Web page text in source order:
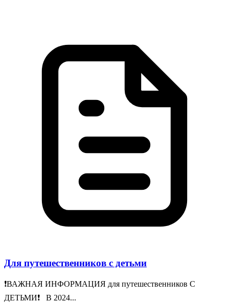
Для путешественников с детьми
❗️ВАЖНАЯ ИНФОРМАЦИЯ для путешественников С
ДЕТЬМИ❗️ В 2024...